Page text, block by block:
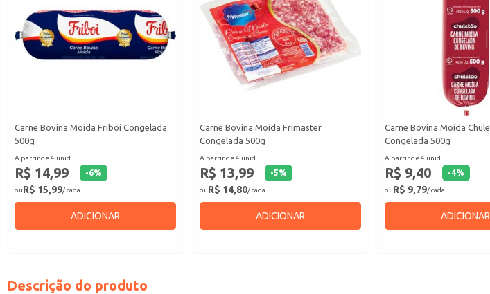
Carne Bovina Moída Friboi Congelada
500g
A partir de 4 unid.
R$ 14,99 -6%
ouR$ 15,99/ cada
ADICIONAR
Carne Bovina Moída Frimaster
Congelada 500g
A partir de 4 unid.
R$ 13,99 -5%
ouR$ 14,80/ cada
ADICIONAR
Carne Bovina Moída
Congelada 500g
A partir de 4 unid.
R$ 9,40 -4%
ouR$ 9,79/ cada
ADICIONAR
Descrição do produto